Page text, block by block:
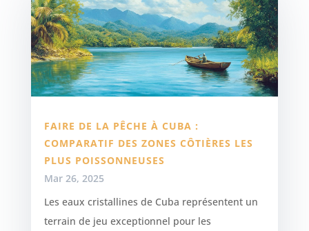
FAIRE DE LA PÊCHE À CUBA :
COMPARATIF DES ZONES CÔTIÈRES LES
PLUS POISSONNEUSES
Mar 26, 2025
Les eaux cristallines de Cuba représentent un
terrain de jeu exceptionnel pour les